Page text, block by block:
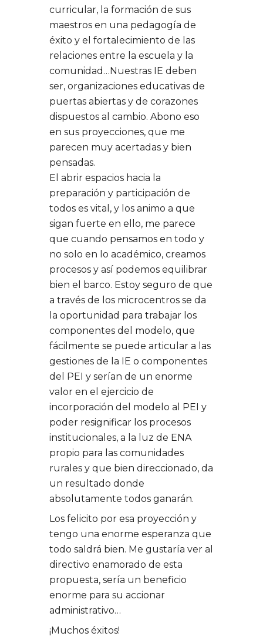
curricular, la formación de sus
maestros en una pedagogía de
éxito y el fortalecimiento de las
relaciones entre la escuela y la
comunidad…Nuestras IE deben
ser, organizaciones educativas de
puertas abiertas y de corazones
dispuestos al cambio. Abono eso
en sus proyecciones, que me
parecen muy acertadas y bien
pensadas.
El abrir espacios hacia la
preparación y participación de
todos es vital, y los animo a que
sigan fuerte en ello, me parece
que cuando pensamos en todo y
no solo en lo académico, creamos
procesos y así podemos equilibrar
bien el barco. Estoy seguro de que
a través de los microcentros se da
la oportunidad para trabajar los
componentes del modelo, que
fácilmente se puede articular a las
gestiones de la IE o componentes
del PEI y serían de un enorme
valor en el ejercicio de
incorporación del modelo al PEI y
poder resignificar los procesos
institucionales, a la luz de ENA
propio para las comunidades
rurales y que bien direccionado, da
un resultado donde
absolutamente todos ganarán.
Los felicito por esa proyección y
tengo una enorme esperanza que
todo saldrá bien. Me gustaría ver al
directivo enamorado de esta
propuesta, sería un beneficio
enorme para su accionar
administrativo…
¡Muchos éxitos!